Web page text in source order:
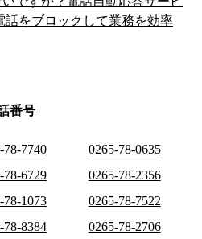
話をブロックして業務を効率
番号
78-7740
0265-78-0635
78-6729
0265-78-2356
78-1073
0265-78-7522
78-8384
0265-78-2706